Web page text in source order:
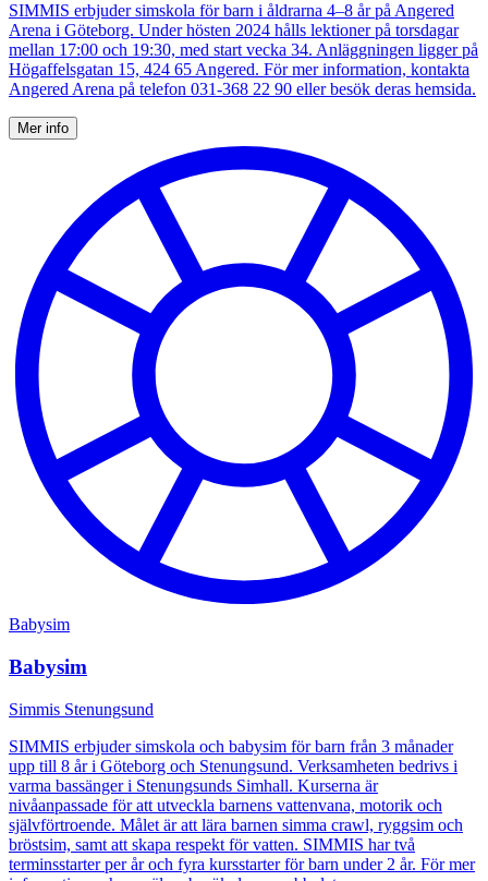
SIMMIS erbjuder simskola för barn i åldrarna 4–8 år på Angered
Arena i Göteborg. Under hösten 2024 hålls lektioner på torsdagar
mellan 17:00 och 19:30, med start vecka 34. Anläggningen ligger på
Högaffelsgatan 15, 424 65 Angered. För mer information, kontakta
Angered Arena på telefon 031-368 22 90 eller besök deras hemsida.
Mer info
Babysim
Babysim
Simmis Stenungsund
SIMMIS erbjuder simskola och babysim för barn från 3 månader
upp till 8 år i Göteborg och Stenungsund. Verksamheten bedrivs i
varma bassänger i Stenungsunds Simhall. Kurserna är
nivåanpassade för att utveckla barnens vattenvana, motorik och
självförtroende. Målet är att lära barnen simma crawl, ryggsim och
bröstsim, samt att skapa respekt för vatten. SIMMIS har två
terminsstarter per år och fyra kursstarter för barn under 2 år. För mer